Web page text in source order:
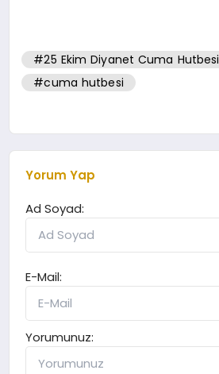
#25 Ekim Diyanet Cuma Hutbesi
#cuma hutbesi
Yorum Yap
Ad Soyad:
E-Mail:
Yorumunuz: